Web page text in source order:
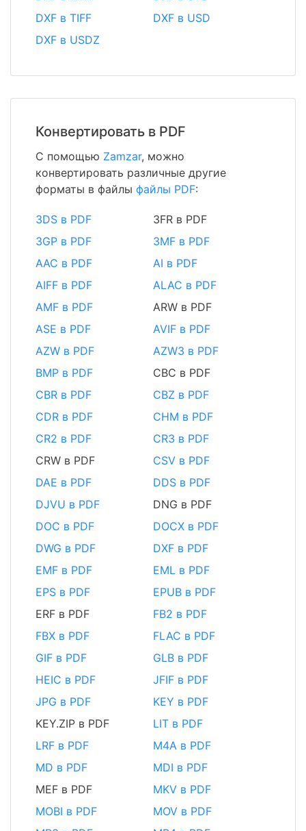
DXF в TIFF
DXF в USD
DXF в USDZ
Конвертировать в PDF
С помощью Zamzar, можно
конвертировать различные другие
форматы в файлы файлы PDF:
3DS в PDF
3FR в PDF
3GP в PDF
3MF в PDF
AAC в PDF
AI в PDF
AIFF в PDF
ALAC в PDF
AMF в PDF
ARW в PDF
ASE в PDF
AVIF в PDF
AZW в PDF
AZW3 в PDF
BMP в PDF
CBC в PDF
CBR в PDF
CBZ в PDF
CDR в PDF
CHM в PDF
CR2 в PDF
CR3 в PDF
CRW в PDF
CSV в PDF
DAE в PDF
DDS в PDF
DJVU в PDF
DNG в PDF
DOC в PDF
DOCX в PDF
DWG в PDF
DXF в PDF
EMF в PDF
EML в PDF
EPS в PDF
EPUB в PDF
ERF в PDF
FB2 в PDF
FBX в PDF
FLAC в PDF
GIF в PDF
GLB в PDF
HEIC в PDF
JFIF в PDF
JPG в PDF
KEY в PDF
KEY.ZIP в PDF
LIT в PDF
LRF в PDF
M4A в PDF
MD в PDF
MDI в PDF
MEF в PDF
MKV в PDF
MOBI в PDF
MOV в PDF